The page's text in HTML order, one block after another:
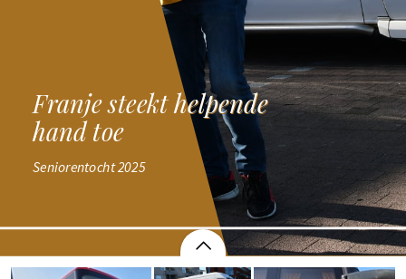
Franje steekt helpende
hand toe
Franje steekt helpende
hand toe
Seniorentocht 2025
Seniorentocht 2025